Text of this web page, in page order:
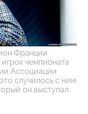
Франции
чемпионата
Ассоциации
случилось с ним
он выступал